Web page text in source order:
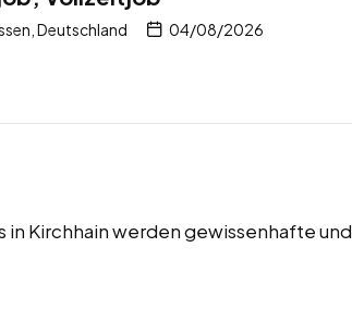
Deutschland 04/08/2026
Kirchhain werden gewissenhafte und